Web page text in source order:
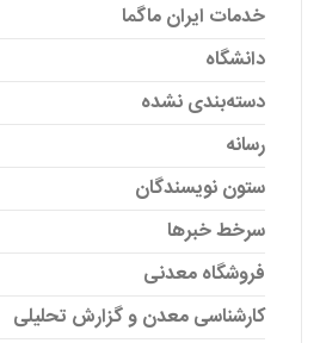
خدمات ایران ماگما
دانشگاه
دسته‌بندی نشده
رسانه
ستون نویسندگان
سرخط خبرها
فروشگاه معدنی
کارشناسی معدن و گزارش تحلیلی